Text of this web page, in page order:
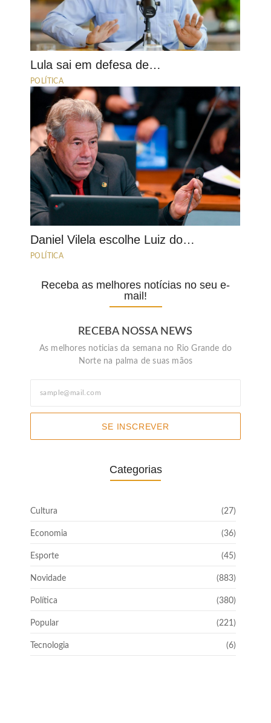
Lula sai em defesa de…
POLÍTICA
Daniel Vilela escolhe Luiz do…
POLÍTICA
Receba as melhores notícias no seu e-
mail!
RECEBA NOSSA NEWS
As melhores noticias da semana no Rio Grande do
Norte na palma de suas mãos
SE INSCREVER
Categorias
Cultura (27)
Economia (36)
Esporte (45)
Novidade (883)
Política (380)
Popular (221)
Tecnologia (6)